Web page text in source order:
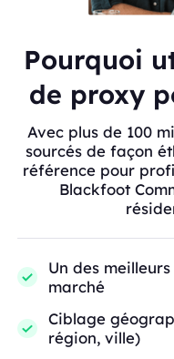
Pourquoi
de proxy
Avec plus de 100
sourcés de façon
référence pour
Blackfoot
Un des
marché
Ciblage
région, ville)